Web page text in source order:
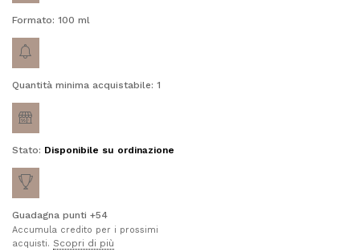
Formato: 100 ml
Quantità minima acquistabile: 1
Stato: Disponibile su ordinazione
Guadagna punti +54
Accumula credito per i prossimi
acquisti. Scopri di più